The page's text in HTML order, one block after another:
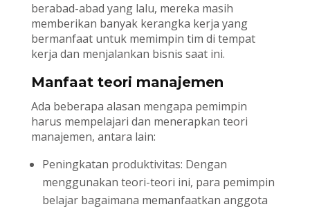
berabad-abad yang lalu, mereka masih
memberikan banyak kerangka kerja yang
bermanfaat untuk memimpin tim di tempat
kerja dan menjalankan bisnis saat ini.
Manfaat teori manajemen
Ada beberapa alasan mengapa pemimpin
harus mempelajari dan menerapkan teori
manajemen, antara lain:
Peningkatan produktivitas: Dengan
menggunakan teori-teori ini, para pemimpin
belajar bagaimana memanfaatkan anggota